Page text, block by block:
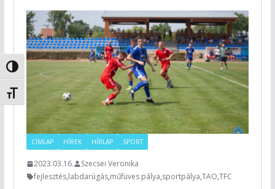
Nagy kontraszt váltása
Betűméret váltása
CÍMLAP HÍREK HÍRLAP SPORT
2023.03.16.
Szecsei Veronika
fejlesztés,labdarúgás,műfüves pálya,sportpálya,TAO,TFC